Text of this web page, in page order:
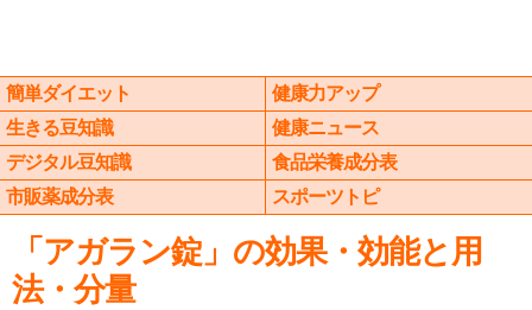
簡単ダイエット
健康力アップ
生きる豆知識
健康ニュース
デジタル豆知識
食品栄養成分表
市販薬成分表
スポーツトピ
「アガラン錠」の効果・効能と用
法・分量